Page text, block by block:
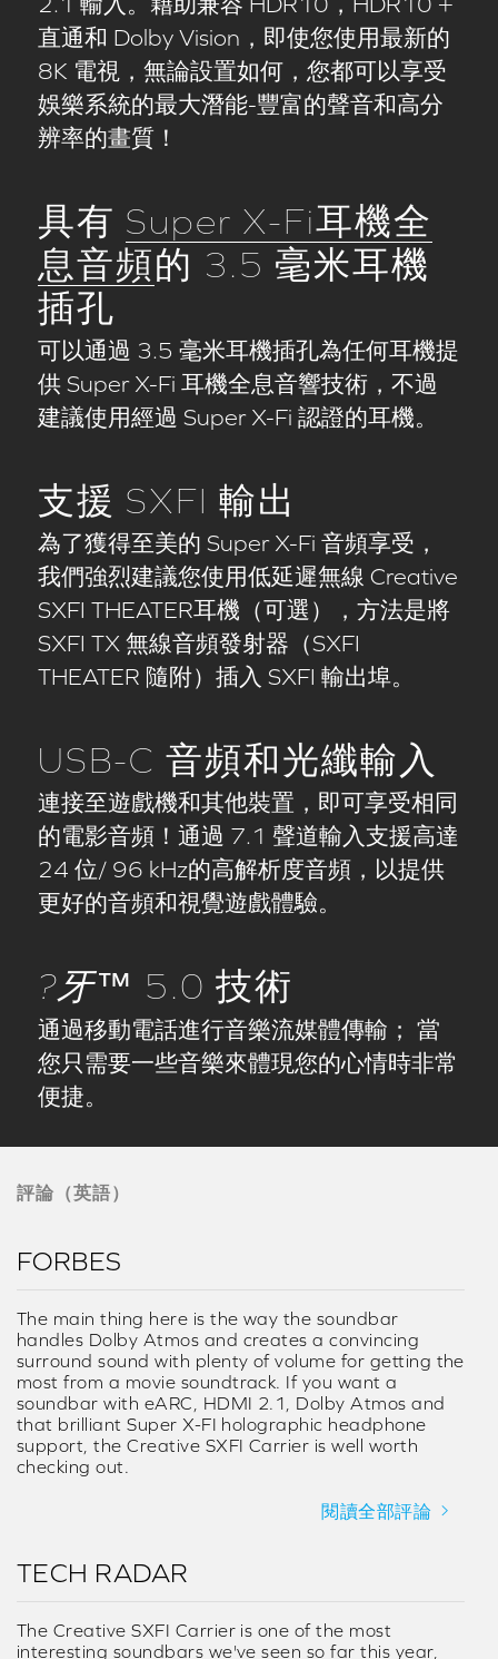
直通和 Dolby Vision，即使您使用最新的
8K 電視，無論設置如何，您都可以享受
娛樂系統的最大潛能-豐富的聲音和高分
辨率的畫質！
具有 Super X-Fi耳機全
息音頻的 3.5 毫米耳機
插孔
可以通過 3.5 毫米耳機插孔為任何耳機提
供 Super X-Fi 耳機全息音響技術，不過
建議使用經過 Super X-Fi 認證的耳機。
支援 SXFI 輸出
為了獲得至美的 Super X-Fi 音頻享受，
我們強烈建議您使用低延遲無線 Creative
SXFI THEATER耳機（可選），方法是將
SXFI TX 無線音頻發射器（SXFI
THEATER 隨附）插入 SXFI 輸出埠。
USB-C 音頻和光纖輸入
連接至遊戲機和其他裝置，即可享受相同
的電影音頻！通過 7.1 聲道輸入支援高達
24 位/ 96 kHz的高解析度音頻，以提供
更好的音頻和視覺遊戲體驗。
?牙™ 5.0 技術
通過移動電話進行音樂流媒體傳輸； 當
您只需要一些音樂來體現您的心情時非常
便捷。
評論（英語）
FORBES
The main thing here is the way the soundbar
handles Dolby Atmos and creates a convincing
surround sound with plenty of volume for getting the
most from a movie soundtrack. If you want a
soundbar with eARC, HDMI 2.1, Dolby Atmos and
that brilliant Super X-FI holographic headphone
support, the Creative SXFI Carrier is well worth
checking out.
閱讀全部評論
TECH RADAR
The Creative SXFI Carrier is one of the most
interesting soundbars we've seen so far this year,